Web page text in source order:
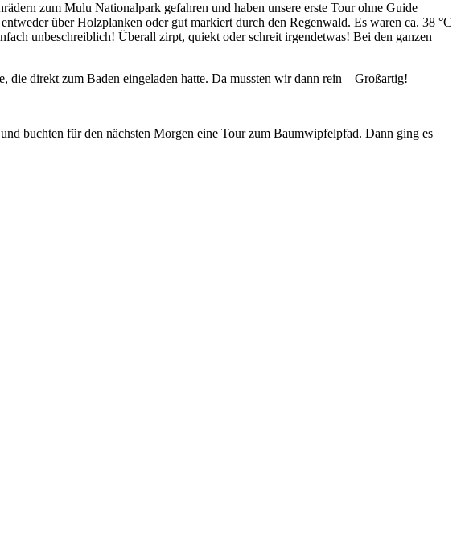
zum Mulu Nationalpark gefahren und haben unsere erste Tour ohne Guide
über Holzplanken oder gut markiert durch den Regenwald. Es waren ca. 38 °C
unbeschreiblich! Überall zirpt, quiekt oder schreit irgendetwas! Bei den ganzen
die direkt zum Baden eingeladen hatte. Da mussten wir dann rein – Großartig!
buchten für den nächsten Morgen eine Tour zum Baumwipfelpfad. Dann ging es